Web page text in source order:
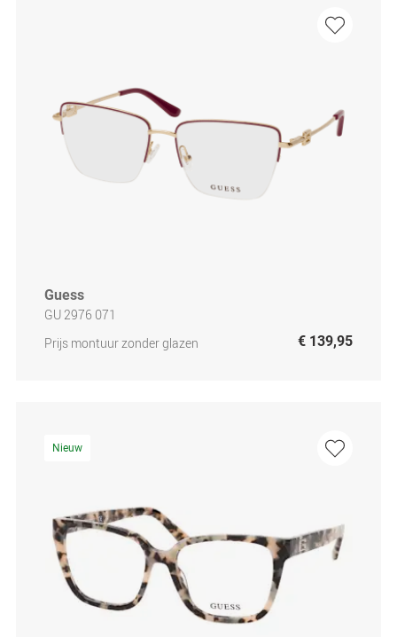
Guess
GU 2976 071
Prijs montuur zonder glazen
€ 139,95
Nieuw